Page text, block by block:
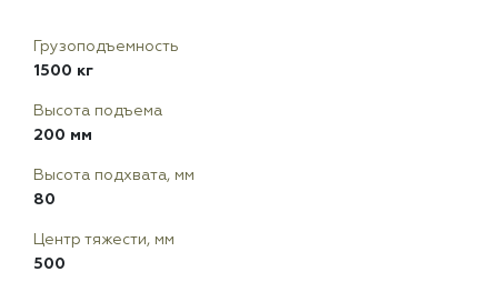
Грузоподъемность
1500 кг
Высота подъема
200 мм
Высота подхвата, мм
80
Центр тяжести, мм
500